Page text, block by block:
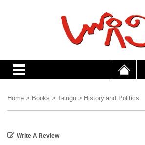
Home > Books > Telugu > History and Politics
Write A Review